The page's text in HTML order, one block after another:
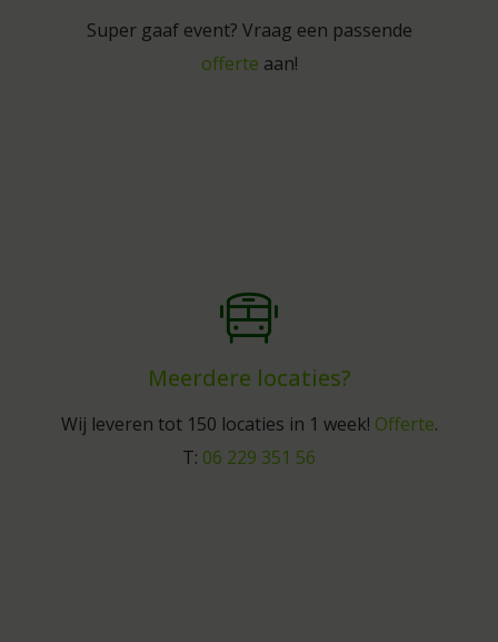
Super gaaf event? Vraag een passende
offerte aan!
Meerdere locaties?
Wij leveren tot 150 locaties in 1 week! Offerte.
T: 06 229 351 56